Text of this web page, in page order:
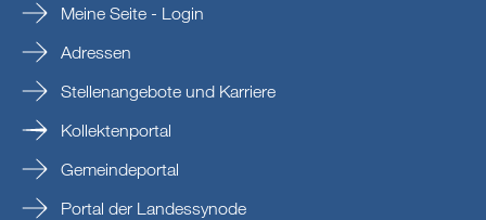
Meine Seite - Login
Adressen
Stellenangebote und Karriere
Kollektenportal
Gemeindeportal
Portal der Landessynode